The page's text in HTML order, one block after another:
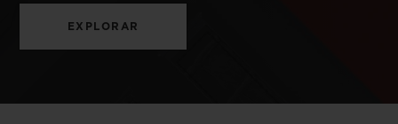
EXPLORAR